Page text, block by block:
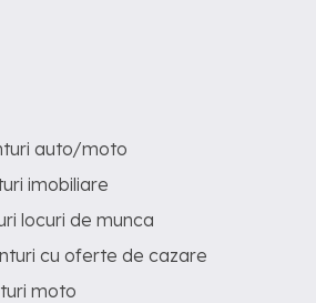
auto/moto
imobiliare
locuri de munca
cu oferte de cazare
moto